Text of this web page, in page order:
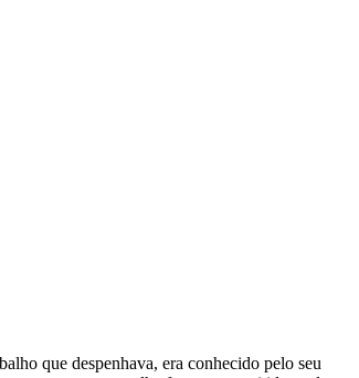
que despenhava, era conhecido pelo seu